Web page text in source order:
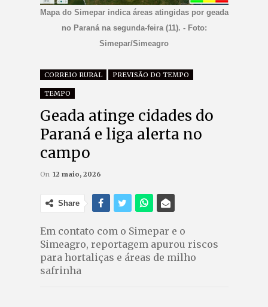
Mapa do Simepar indica áreas atingidas por geada
no Paraná na segunda-feira (11). - Foto:
Simepar/Simeagro
CORREIO RURAL PREVISÃO DO TEMPO
TEMPO
Geada atinge cidades do
Paraná e liga alerta no
campo
On 12 maio, 2026
Share
Em contato com o Simepar e o
Simeagro, reportagem apurou riscos
para hortaliças e áreas de milho
safrinha